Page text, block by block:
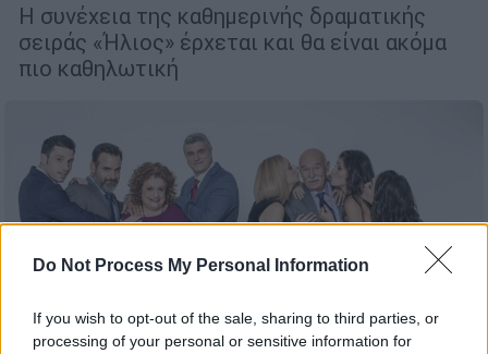
Do Not Process My Personal Information
If you wish to opt-out of the sale, sharing to third parties, or
processing of your personal or sensitive information for
H συνέχεια της καθημερινής δραματικής
σειράς «Ήλιος» έρχεται και θα είναι ακόμα
πιο καθηλωτική